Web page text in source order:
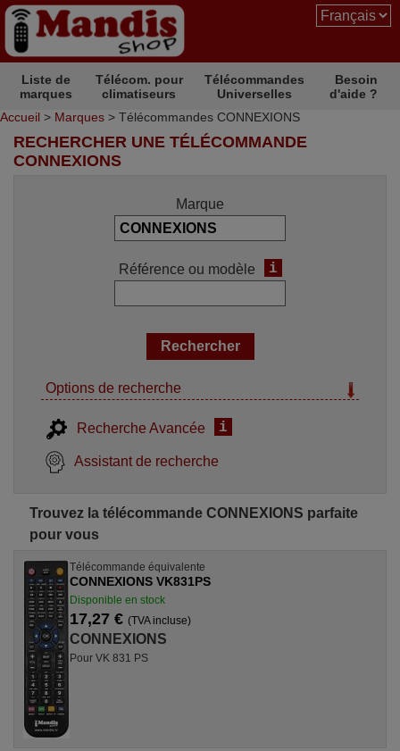
Liste de
marques
Télécom. pour
climatiseurs
Télécommandes
Universelles
Besoin
d'aide ?
Accueil > Marques > Télécommandes CONNEXIONS
RECHERCHER UNE TÉLÉCOMMANDE
CONNEXIONS
Marque
Référence ou modèle i
Options de recherche
Recherche Avancée i
Assistant de recherche
Trouvez la télécommande CONNEXIONS parfaite
pour vous
Télécommande équivalente
CONNEXIONS VK831PS
Disponible en stock
17,27 € (TVA incluse)
CONNEXIONS
Pour VK 831 PS